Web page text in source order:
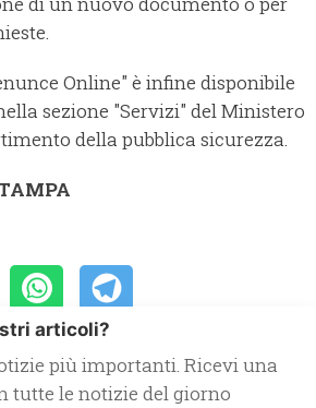
Online" è infine disponibile
sezione "Servizi" del Ministero
della pubblica sicurezza.
articoli?
più importanti. Ricevi una
tutte le notizie del giorno